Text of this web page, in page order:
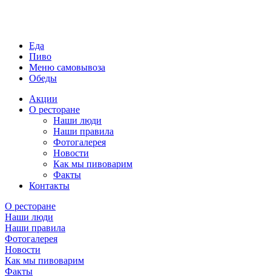
Еда
Пиво
Меню самовывоза
Обеды
Акции
О ресторане
Наши люди
Наши правила
Фотогалерея
Новости
Как мы пивоварим
Факты
Контакты
О ресторане
Наши люди
Наши правила
Фотогалерея
Новости
Как мы пивоварим
Факты